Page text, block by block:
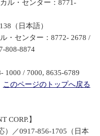
ル・センター：8771-
（日本語）
・センター：8772- 2678 /
808-8874
/ 7000, 8635-6789
このページのトップへ戻る
CORP.】
）／0917-856-1705（日本